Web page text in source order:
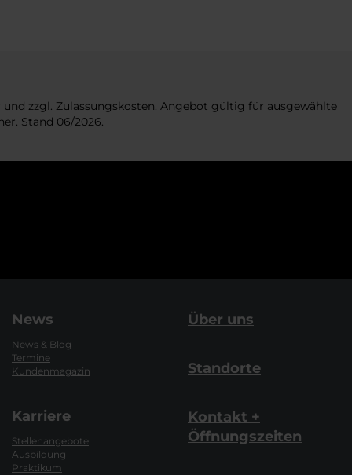
zzgl. Zulassungskosten. Angebot gültig für ausgewählte
Stand 06/2026.
News
News & Blog
Termine
Kundenmagazin
Karriere
Stellenangebote
Ausbildung
Praktikum
Über uns
Standorte
Kontakt +
Öffnungszeiten